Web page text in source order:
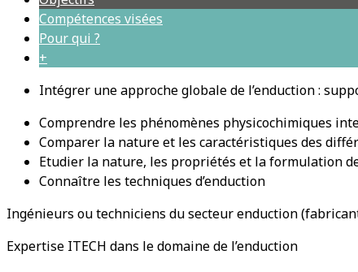
Compétences visées
Pour qui ?
+
Intégrer une approche globale de l’enduction :
Comprendre les phénomènes physicochimiques
Comparer la nature et les caractéristiques des
Etudier la nature, les propriétés et la formulation
Connaître les techniques d’enduction
Ingénieurs ou techniciens du secteur enduction
Expertise ITECH dans le domaine de l’enduction